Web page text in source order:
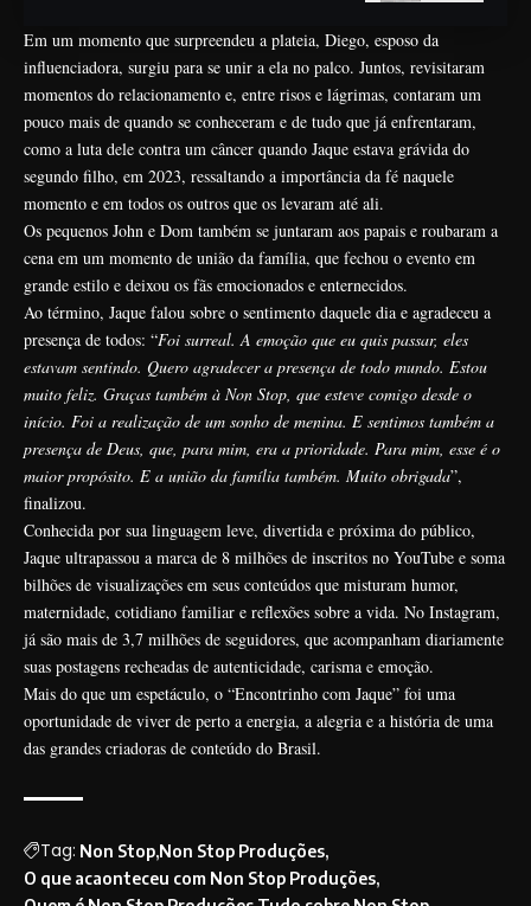
Em um momento que surpreendeu a plateia, Diego, esposo da
influenciadora, surgiu para se unir a ela no palco. Juntos, revisitaram
momentos do relacionamento e, entre risos e lágrimas, contaram um
pouco mais de quando se conheceram e de tudo que já enfrentaram,
como a luta dele contra um câncer quando Jaque estava grávida do
segundo filho, em 2023, ressaltando a importância da fé naquele
momento e em todos os outros que os levaram até ali.
Os pequenos John e Dom também se juntaram aos papais e roubaram a
cena em um momento de união da família, que fechou o evento em
grande estilo e deixou os fãs emocionados e enternecidos.
Ao término, Jaque falou sobre o sentimento daquele dia e agradeceu a
presença de todos: “Foi surreal. A emoção que eu quis passar, eles
estavam sentindo. Quero agradecer a presença de todo mundo. Estou
muito feliz. Graças também à Non Stop, que esteve comigo desde o
início. Foi a realização de um sonho de menina. E sentimos também a
presença de Deus, que, para mim, era a prioridade. Para mim, esse é o
maior propósito. E a união da família também. Muito obrigada”,
finalizou.
Conhecida por sua linguagem leve, divertida e próxima do público,
Jaque ultrapassou a marca de 8 milhões de inscritos no YouTube e soma
bilhões de visualizações em seus conteúdos que misturam humor,
maternidade, cotidiano familiar e reflexões sobre a vida. No Instagram,
já são mais de 3,7 milhões de seguidores, que acompanham diariamente
suas postagens recheadas de autenticidade, carisma e emoção.
Mais do que um espetáculo, o “Encontrinho com Jaque” foi uma
oportunidade de viver de perto a energia, a alegria e a história de uma
das grandes criadoras de conteúdo do Brasil.
Tag: Non Stop Non Stop Produções
O que acaonteceu com Non Stop Produções